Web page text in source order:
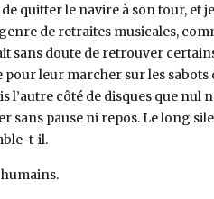
quitter le navire à son tour, et
de retraites musicales,
sans doute de retrouver
leur marcher sur les sabots
l’autre côté de disques que nul
sans pause ni repos. Le long
t-il.